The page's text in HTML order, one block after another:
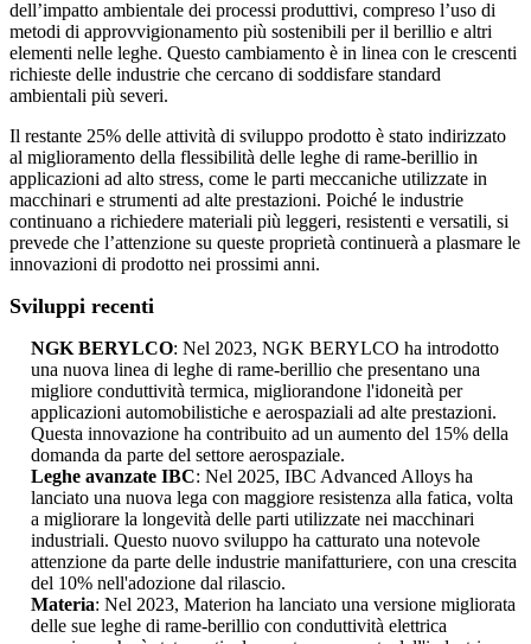
dell’impatto ambientale dei processi produttivi, compreso l’uso di
metodi di approvvigionamento più sostenibili per il berillio e altri
elementi nelle leghe. Questo cambiamento è in linea con le crescenti
richieste delle industrie che cercano di soddisfare standard
ambientali più severi.
Il restante 25% delle attività di sviluppo prodotto è stato indirizzato
al miglioramento della flessibilità delle leghe di rame-berillio in
applicazioni ad alto stress, come le parti meccaniche utilizzate in
macchinari e strumenti ad alte prestazioni. Poiché le industrie
continuano a richiedere materiali più leggeri, resistenti e versatili, si
prevede che l’attenzione su queste proprietà continuerà a plasmare le
innovazioni di prodotto nei prossimi anni.
Sviluppi recenti
NGK BERYLCO: Nel 2023, NGK BERYLCO ha introdotto
una nuova linea di leghe di rame-berillio che presentano una
migliore conduttività termica, migliorandone l'idoneità per
applicazioni automobilistiche e aerospaziali ad alte prestazioni.
Questa innovazione ha contribuito ad un aumento del 15% della
domanda da parte del settore aerospaziale.
Leghe avanzate IBC: Nel 2025, IBC Advanced Alloys ha
lanciato una nuova lega con maggiore resistenza alla fatica, volta
a migliorare la longevità delle parti utilizzate nei macchinari
industriali. Questo nuovo sviluppo ha catturato una notevole
attenzione da parte delle industrie manifatturiere, con una crescita
del 10% nell'adozione dal rilascio.
Materia: Nel 2023, Materion ha lanciato una versione migliorata
delle sue leghe di rame-berillio con conduttività elettrica